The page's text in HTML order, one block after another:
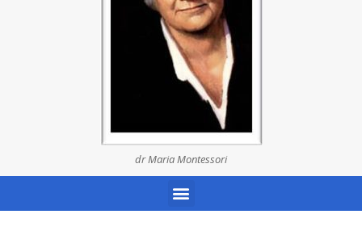
dr Maria Montessori